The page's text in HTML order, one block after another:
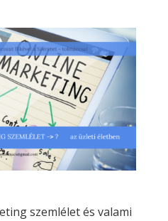
szemlélet és valami